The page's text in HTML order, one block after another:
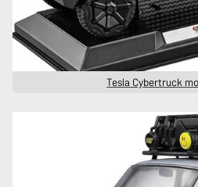
Tesla Cybertruck